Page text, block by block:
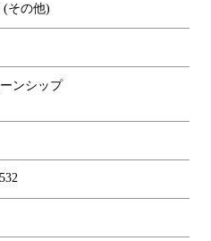
(その他)
ンシップ